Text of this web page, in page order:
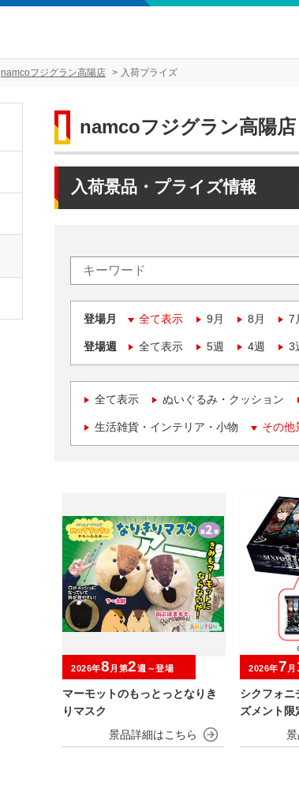
namcoフジグラン高陽店 入荷プライズ
namcoフジグラン高陽店
入荷景品・プライズ情報
登場月 全て表示 9月 8月 7
登場週 全て表示 5週 4週 3
全て表示 ぬいぐるみ・クッション
生活雑貨・インテリア・小物 その他
マーモットのもっとっとなりき
りマスク
2026年8 月第2週～登場
シクフォニ
ズメント限
2026年7 月